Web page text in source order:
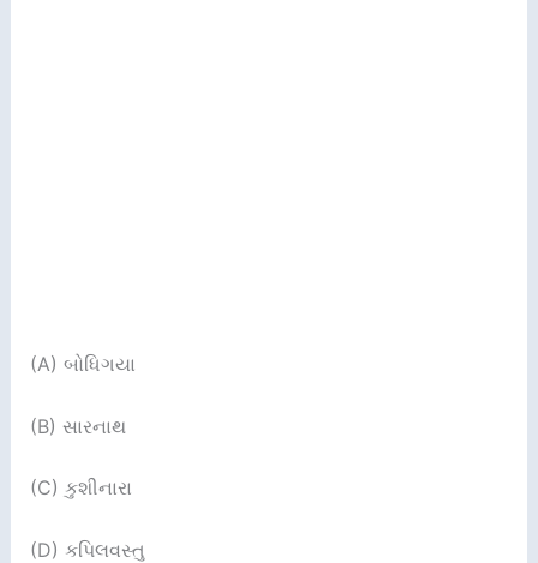
(A) બોધિગયા
(B) સારનાથ
(C) કુશીનારા
(D) કપિલવસ્તુ